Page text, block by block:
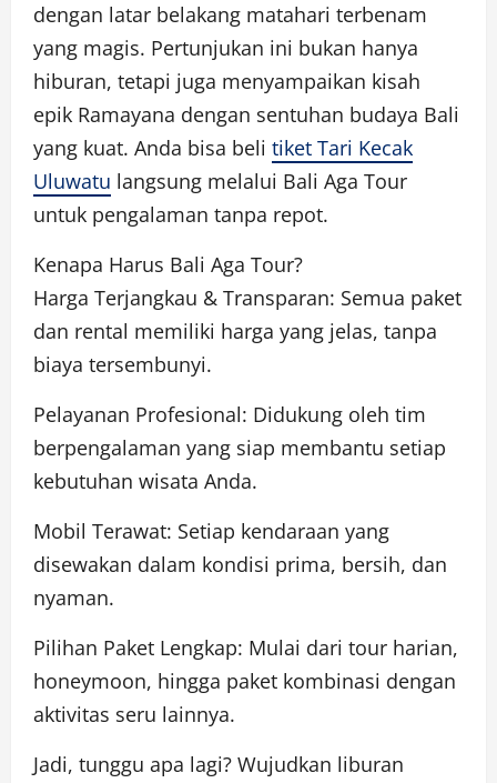
dengan latar belakang matahari terbenam
yang magis. Pertunjukan ini bukan hanya
hiburan, tetapi juga menyampaikan kisah
epik Ramayana dengan sentuhan budaya Bali
yang kuat. Anda bisa beli tiket Tari Kecak
Uluwatu langsung melalui Bali Aga Tour
untuk pengalaman tanpa repot.
Kenapa Harus Bali Aga Tour?
Harga Terjangkau & Transparan: Semua paket
dan rental memiliki harga yang jelas, tanpa
biaya tersembunyi.
Pelayanan Profesional: Didukung oleh tim
berpengalaman yang siap membantu setiap
kebutuhan wisata Anda.
Mobil Terawat: Setiap kendaraan yang
disewakan dalam kondisi prima, bersih, dan
nyaman.
Pilihan Paket Lengkap: Mulai dari tour harian,
honeymoon, hingga paket kombinasi dengan
aktivitas seru lainnya.
Jadi, tunggu apa lagi? Wujudkan liburan